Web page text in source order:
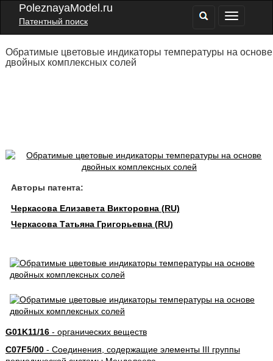
PoleznayaModel.ru
Патентный поиск
Обратимые цветовые индикаторы температуры на основе
двойных комплексных солей
Авторы патента:
Черкасова Елизавета Викторовна (RU)
Черкасова Татьяна Григорьевна (RU)
G01K11/16- органических веществ
C07F5/00- Соединения, содержащие элементы III группы